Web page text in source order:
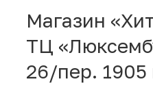
Магазин
ТЦ
26/пер. 1905